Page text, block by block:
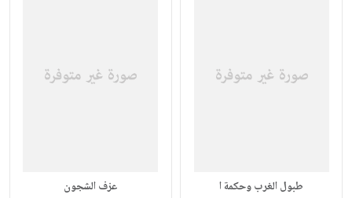
طبول الغرب وحكمة ا عزف الشجون